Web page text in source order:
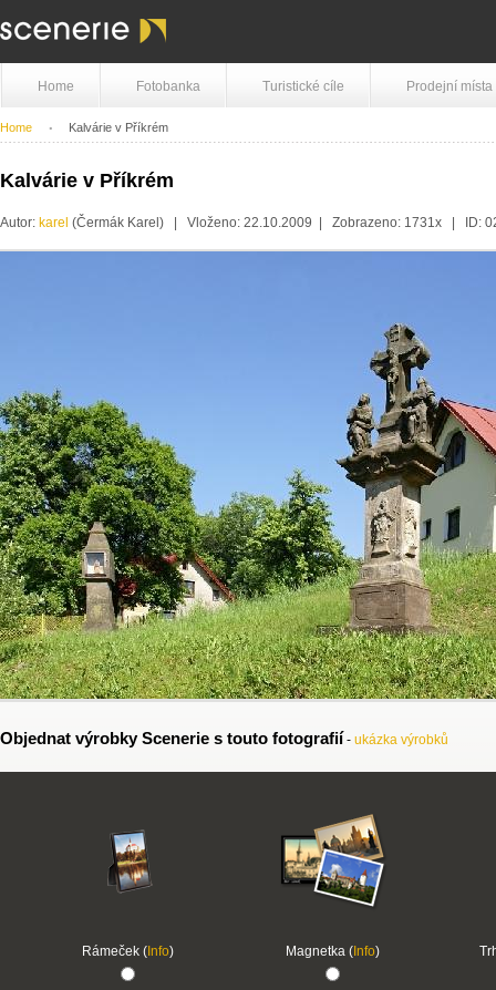
Home Fotobanka Turistické cíle Prodejní místa
Home Kalvárie v Příkrém
Kalvárie v Příkrém
Autor: karel (Čermák Karel) | Vloženo: 22.10.2009 | Zobrazeno: 1731x | ID:
Objednat výrobky Scenerie s touto fotografií - ukázka výrobků
Rámeček (Info) Magnetka (Info)